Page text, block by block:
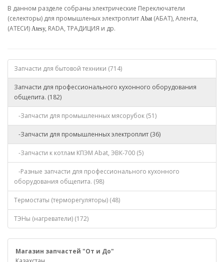
В данном разделе собраны электрические Переключатели
(селекторы) для промышленых электроплит Abat (АБАТ), Алента,
(АТЕСИ) Atesy, RADA, ТРАДИЦИЯ и др.
Запчасти для бытовой техники (714)
Запчасти для профессионального кухонного оборудования
общепита. (182)
-Запчасти для промышленных мясорубок (51)
-Запчасти для промышленных электроплит (36)
-Запчасти к котлам КПЭМ Abat, ЭВК-700 (5)
-Разные запчасти для профессионального кухонного
оборудования общепита. (98)
Термостаты (терморегуляторы) (48)
ТЭНы (нагреватели) (172)
Магазин запчастей "От и До"